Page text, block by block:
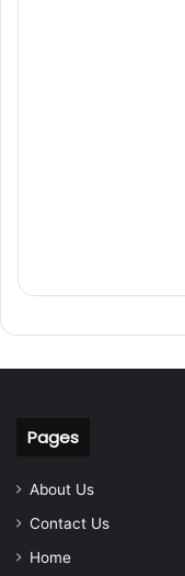
Pages
About Us
Contact Us
Home